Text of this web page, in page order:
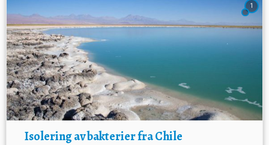
1
Isolering av bakterier fra Chile